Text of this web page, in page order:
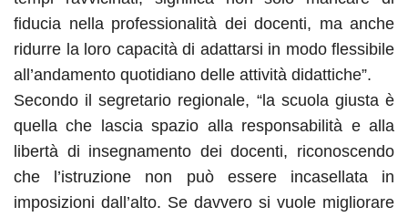
fiducia nella professionalità dei docenti, ma anche
ridurre la loro capacità di adattarsi in modo flessibile
all’andamento quotidiano delle attività didattiche”.
Secondo il segretario regionale, “la scuola giusta è
quella che lascia spazio alla responsabilità e alla
libertà di insegnamento dei docenti, riconoscendo
che l’istruzione non può essere incasellata in
imposizioni dall’alto. Se davvero si vuole migliorare